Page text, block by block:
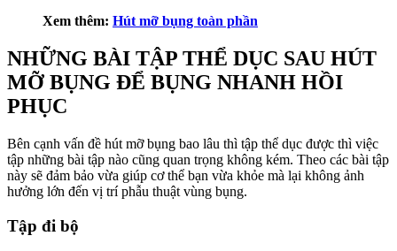
Xem thêm: Hút mỡ bụng toàn phần
NHỮNG BÀI TẬP THỂ DỤC SAU HÚT
MỠ BỤNG ĐỂ BỤNG NHANH HỒI
PHỤC
Bên cạnh vấn đề hút mỡ bụng bao lâu thì tập thể dục được thì việc
tập những bài tập nào cũng quan trọng không kém. Theo các bài tập
này sẽ đảm bảo vừa giúp cơ thể bạn vừa khỏe mà lại không ảnh
hưởng lớn đến vị trí phẫu thuật vùng bụng.
Tập đi bộ